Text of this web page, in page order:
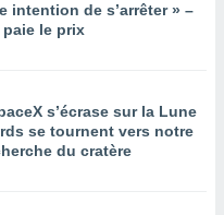
intention de s’arrêter » –
paie le prix
s’écrase sur la Lune
se tournent vers notre
du cratère